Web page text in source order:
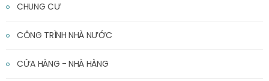
CHUNG CƯ
CÔNG TRÌNH NHÀ NƯỚC
CỬA HÀNG - NHÀ HÀNG